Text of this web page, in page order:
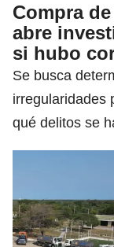
Compra
abre
si hubo
Se busca
irregularidades
qué delitos se